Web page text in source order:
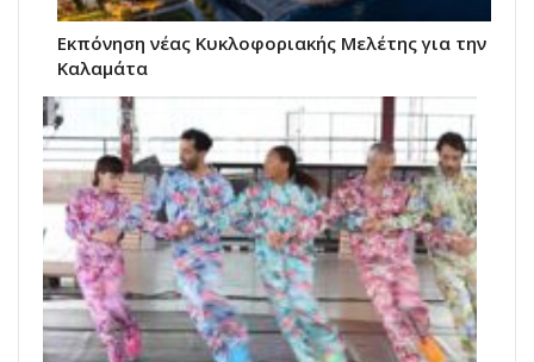
Εκπόνηση νέας Κυκλοφοριακής Μελέτης για την
Καλαμάτα